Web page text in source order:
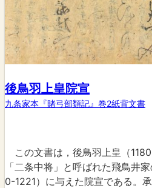
後鳥羽上皇院宣
九条家本『賭弓部類記』巻2紙背文書
この文書は，後鳥羽上皇（
「二条中将」と呼ばれた飛鳥井
0-1221）に与えた院宣である。